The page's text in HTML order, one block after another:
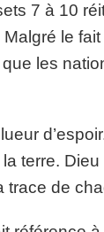
7 à 10
le
les
terre.
trace de